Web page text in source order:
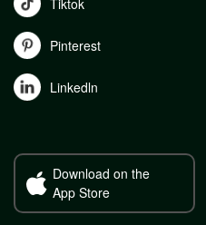
Pinterest
Linkedln
Download on the
App Store